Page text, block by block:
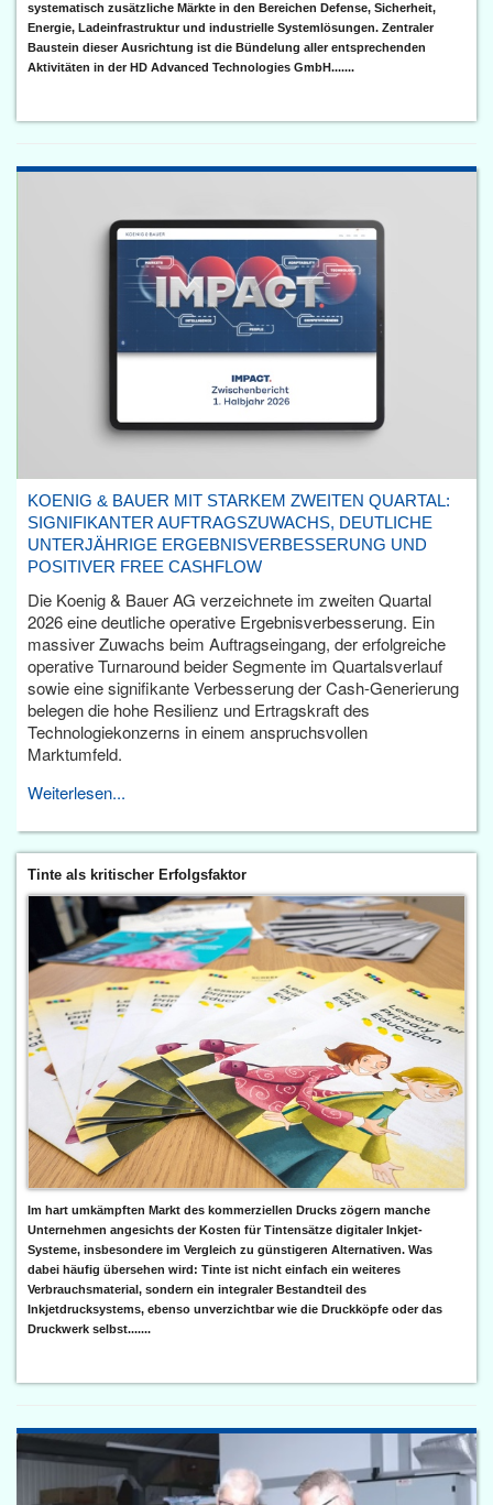
systematisch zusätzliche Märkte in den Bereichen Defense, Sicherheit,
Energie, Ladeinfrastruktur und industrielle Systemlösungen. Zentraler
Baustein dieser Ausrichtung ist die Bündelung aller entsprechenden
Aktivitäten in der HD Advanced Technologies GmbH.......
KOENIG & BAUER MIT STARKEM ZWEITEN QUARTAL:
SIGNIFIKANTER AUFTRAGSZUWACHS, DEUTLICHE
UNTERJÄHRIGE ERGEBNISVERBESSERUNG UND
POSITIVER FREE CASHFLOW
Die Koenig & Bauer AG verzeichnete im zweiten Quartal
2026 eine deutliche operative Ergebnisverbesserung. Ein
massiver Zuwachs beim Auftragseingang, der erfolgreiche
operative Turnaround beider Segmente im Quartalsverlauf
sowie eine signifikante Verbesserung der Cash-Generierung
belegen die hohe Resilienz und Ertragskraft des
Technologiekonzerns in einem anspruchsvollen
Marktumfeld.
Weiterlesen...
Tinte als kritischer Erfolgsfaktor
Im hart umkämpften Markt des kommerziellen Drucks zögern manche
Unternehmen angesichts der Kosten für Tintensätze digitaler Inkjet-
Systeme, insbesondere im Vergleich zu günstigeren Alternativen. Was
dabei häufig übersehen wird: Tinte ist nicht einfach ein weiteres
Verbrauchsmaterial, sondern ein integraler Bestandteil des
Inkjetdrucksystems, ebenso unverzichtbar wie die Druckköpfe oder das
Druckwerk selbst.......